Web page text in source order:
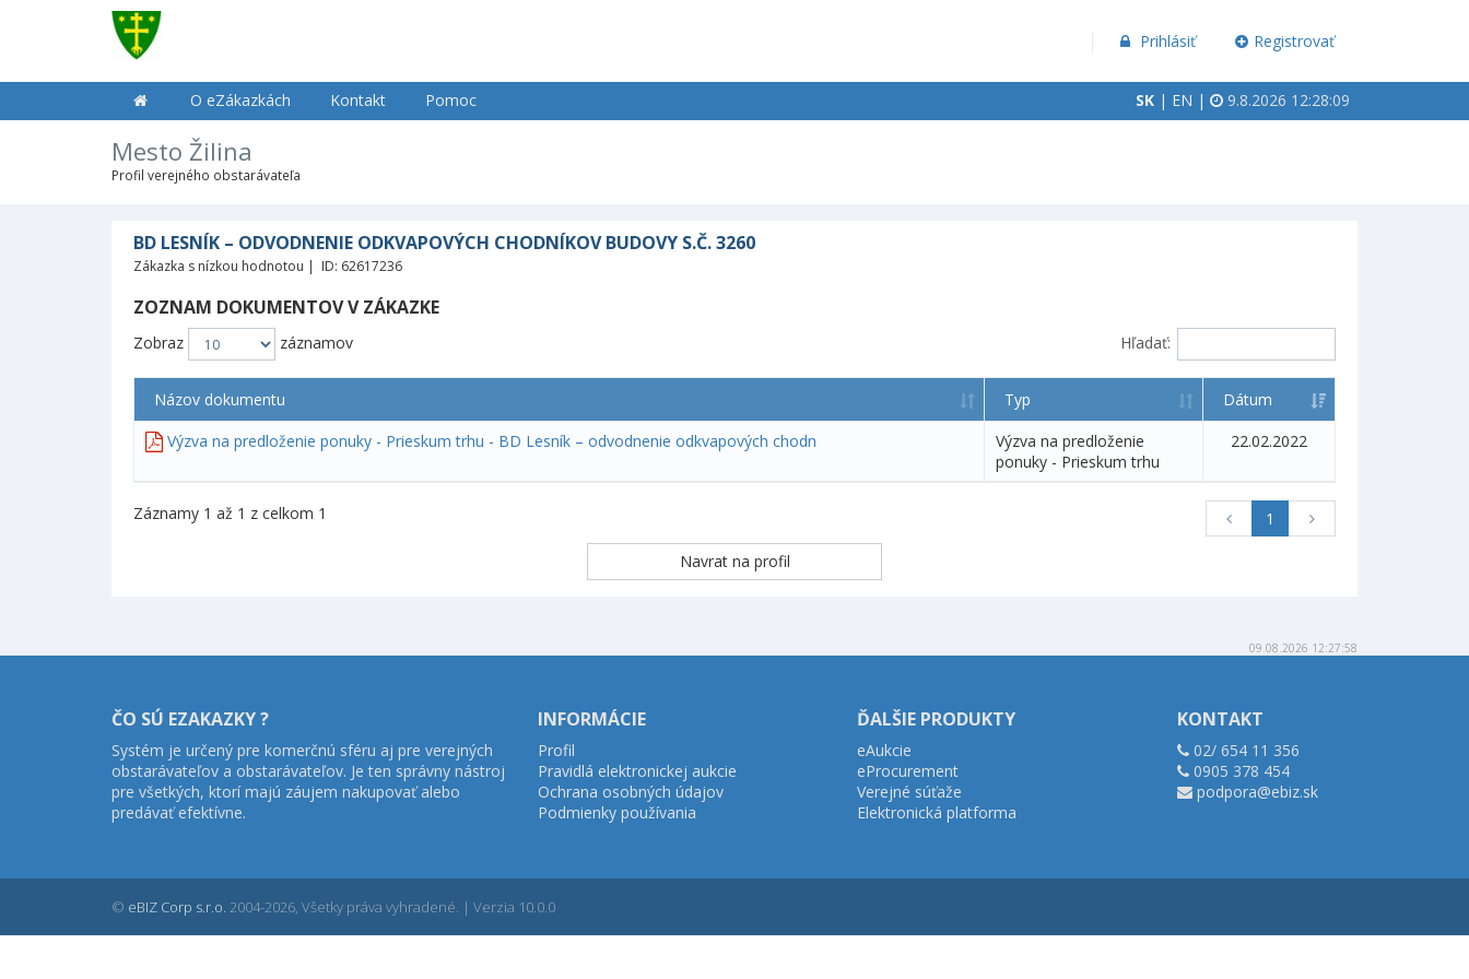
Prihlásiť Registrovať
O eZákazkách Kontakt Pomoc SK | EN | 9.8.2026 12:28:09
Mesto Žilina
Profil verejného obstarávateľa
BD LESNÍK – ODVODNENIE ODKVAPOVÝCH CHODNÍKOV BUDOVY S.Č. 3260
Zákazka s nízkou hodnotou | ID: 62617236
ZOZNAM DOKUMENTOV V ZÁKAZKE
Zobraz záznamov Hľadať:
Názov dokumentu Typ
Dátum
Výzva na predloženie ponuky - Prieskum trhu - BD Lesník – odvodnenie odkvapových chodn
Výzva na predloženie
ponuky - Prieskum trhu
22.02.2022
Záznamy 1 až 1 z celkom 1 1
09.08.2026 12:27:58
ČO SÚ EZAKAZKY ?
Systém je určený pre komerčnú sféru aj pre verejných
obstarávateľov a obstarávateľov. Je ten správny nástroj
pre všetkých, ktorí majú záujem nakupovať alebo
predávať efektívne.
INFORMÁCIE
Profil
Pravidlá elektronickej aukcie
Ochrana osobných údajov
Podmienky používania
ĎALŠIE PRODUKTY
eAukcie
eProcurement
Verejné súťaže
Elektronická platforma
KONTAKT
02/ 654 11 356
0905 378 454
podpora@ebiz.sk
© eBIZ Corp s.r.o. 2004-2026, Všetky práva vyhradené. | Verzia 10.0.0